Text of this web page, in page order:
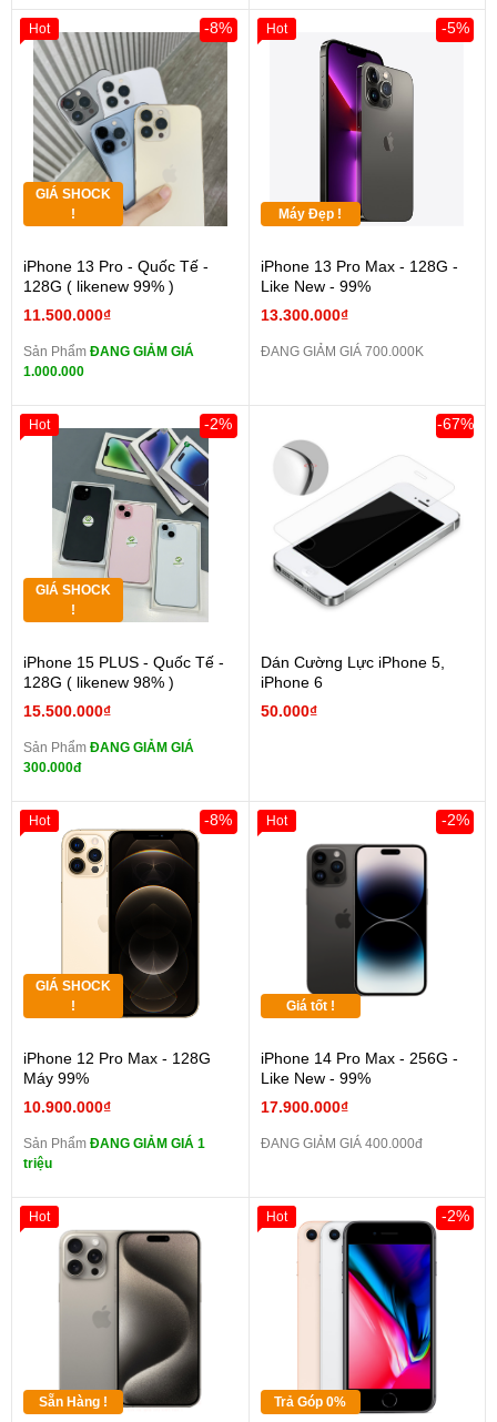
GIÁ SHOCK
!
iPhone 13 Pro - Quốc Tế -
128G ( likenew 99% )
11.500.000₫
-8%
Sản Phẩm ĐANG GIẢM GIÁ
1.000.000
Hot
Máy Đẹp !
iPhone 13 Pro Max - 128G -
Like New - 99%
13.300.000₫
-5%
ĐANG GIẢM GIÁ 700.000K
Hot
GIÁ SHOCK
!
iPhone 15 PLUS - Quốc Tế -
128G ( likenew 98% )
15.500.000₫
-2%
Sản Phẩm ĐANG GIẢM GIÁ
300.000đ
Hot
Dán Cường Lực iPhone 5,
iPhone 6
50.000₫
-67%
GIÁ SHOCK
!
iPhone 12 Pro Max - 128G
Máy 99%
10.900.000₫
-8%
Sản Phẩm ĐANG GIẢM GIÁ 1
triệu
Hot
Giá tốt !
iPhone 14 Pro Max - 256G -
Like New - 99%
17.900.000₫
-2%
ĐANG GIẢM GIÁ 400.000đ
Hot
Sẵn Hàng !
Hot
Trả Góp 0%
-2%
Hot